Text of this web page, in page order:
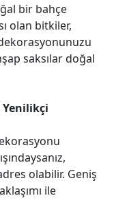
bir bahçe
olan bitkiler,
saksılar doğal
olabilir. Geniş
ile